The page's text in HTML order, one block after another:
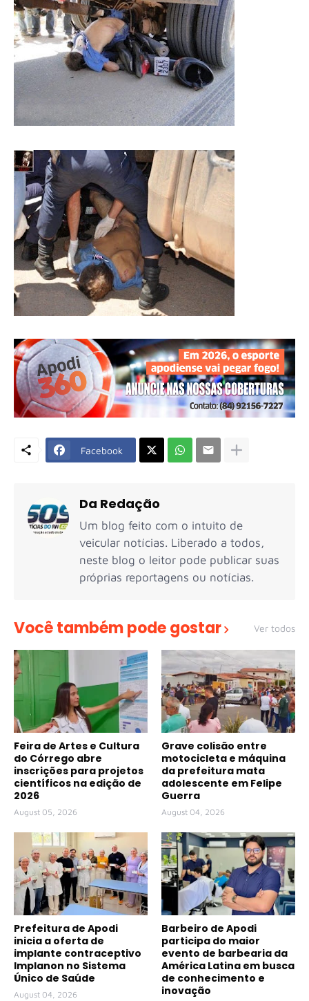
Facebook
Da Redação
Um blog feito com o intuito de
veicular notícias. Liberado a todos,
neste blog o leitor pode publicar suas
próprias reportagens ou notícias.
Você também pode gostar Ver todos
Feira de Artes e Cultura
do Córrego abre
inscrições para projetos
científicos na edição de
2026
August 05, 2026
Grave colisão entre
motocicleta e máquina
da prefeitura mata
adolescente em Felipe
Guerra
August 04, 2026
Prefeitura de Apodi
inicia a oferta de
implante contraceptivo
Implanon no Sistema
Único de Saúde
August 04, 2026
Barbeiro de Apodi
participa do maior
evento de barbearia da
América Latina em busca
de conhecimento e
inovação